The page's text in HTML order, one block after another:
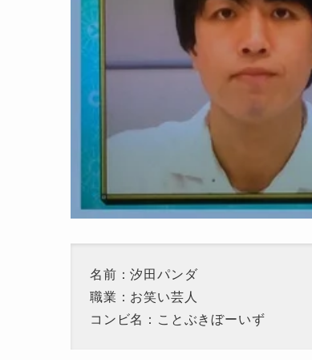
名前：汐田パンダ
職業：お笑い芸人
コンビ名：ことぶきぼーいず